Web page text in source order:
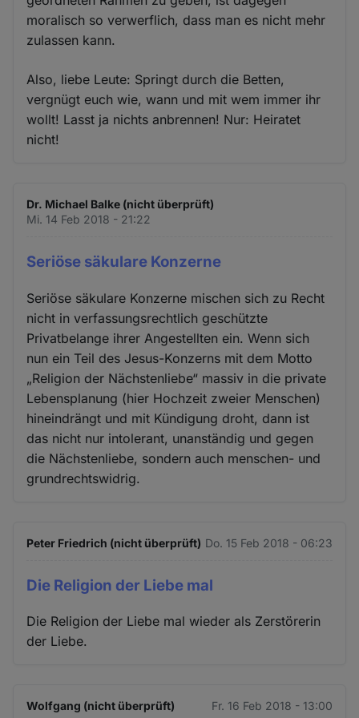
moralisch so verwerflich, dass man es nicht mehr
zulassen kann.
Also, liebe Leute: Springt durch die Betten,
vergnügt euch wie, wann und mit wem immer ihr
wollt! Lasst ja nichts anbrennen! Nur: Heiratet
nicht!
Dr. Michael Balke (nicht überprüft)
Mi. 14 Feb 2018 - 21:22
Seriöse säkulare Konzerne
Seriöse säkulare Konzerne mischen sich zu Recht
nicht in verfassungsrechtlich geschützte
Privatbelange ihrer Angestellten ein. Wenn sich
nun ein Teil des Jesus-Konzerns mit dem Motto
„Religion der Nächstenliebe“ massiv in die private
Lebensplanung (hier Hochzeit zweier Menschen)
hineindrängt und mit Kündigung droht, dann ist
das nicht nur intolerant, unanständig und gegen
die Nächstenliebe, sondern auch menschen- und
grundrechtswidrig.
Peter Friedrich (nicht überprüft) Do. 15 Feb 2018 - 06:23
Die Religion der Liebe mal
Die Religion der Liebe mal wieder als Zerstörerin
der Liebe.
Wolfgang (nicht überprüft) Fr. 16 Feb 2018 - 13:00